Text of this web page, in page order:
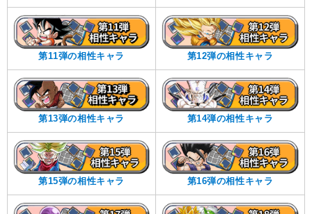
第11弾の相性キャラ 第12弾の相性キャラ
第13弾の相性キャラ 第14弾の相性キャラ
第15弾の相性キャラ 第16弾の相性キャラ